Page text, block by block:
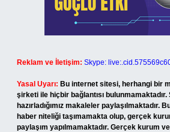
Reklam ve İletişim: Skype:
Yasal Uyarı: Bu internet sitesi, herhangi bir
şirketi ile hiçbir bağlantısı bulunmamaktadır.
hazırladığımız makaleler paylaşılmaktadır.
haber niteliği taşımamakta olup, gerçek
paylaşım yapılmamaktadır. Gerçek kurum